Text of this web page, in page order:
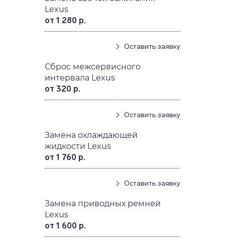
Lexus
от 1 280 р.
Оставить заявку
Сброс межсервисного
интервала Lexus
от 320 р.
Оставить заявку
Замена охлаждающей
жидкости Lexus
от 1 760 р.
Оставить заявку
Замена приводных ремней
Lexus
от 1 600 р.